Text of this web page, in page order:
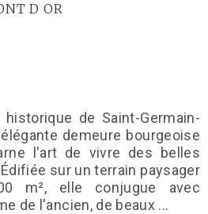
D OR
de Saint-Germain-
demeure bourgeoise
l'art de vivre des belles
sur un terrain paysager
m², elle conjugue avec
de l'ancien, de beaux ...